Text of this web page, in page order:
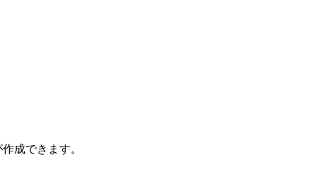
成できます。